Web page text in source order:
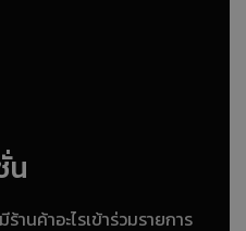
น
านค้าอะไรเข้าร่วมรายการ